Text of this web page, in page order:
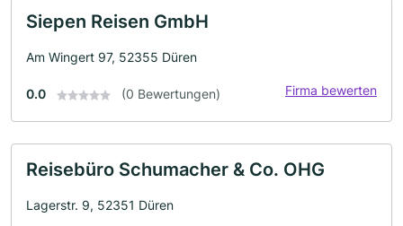
Siepen Reisen GmbH
Am Wingert 97, 52355 Düren
0.0 (0 Bewertungen) Firma bewerten
Reisebüro Schumacher & Co. OHG
Lagerstr. 9, 52351 Düren